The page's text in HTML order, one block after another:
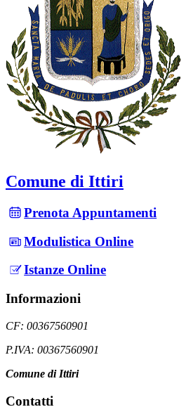
Comune di Ittiri
Prenota Appuntamenti
Modulistica Online
Istanze Online
Informazioni
CF: 00367560901
P.IVA: 00367560901
Comune di Ittiri
Contatti